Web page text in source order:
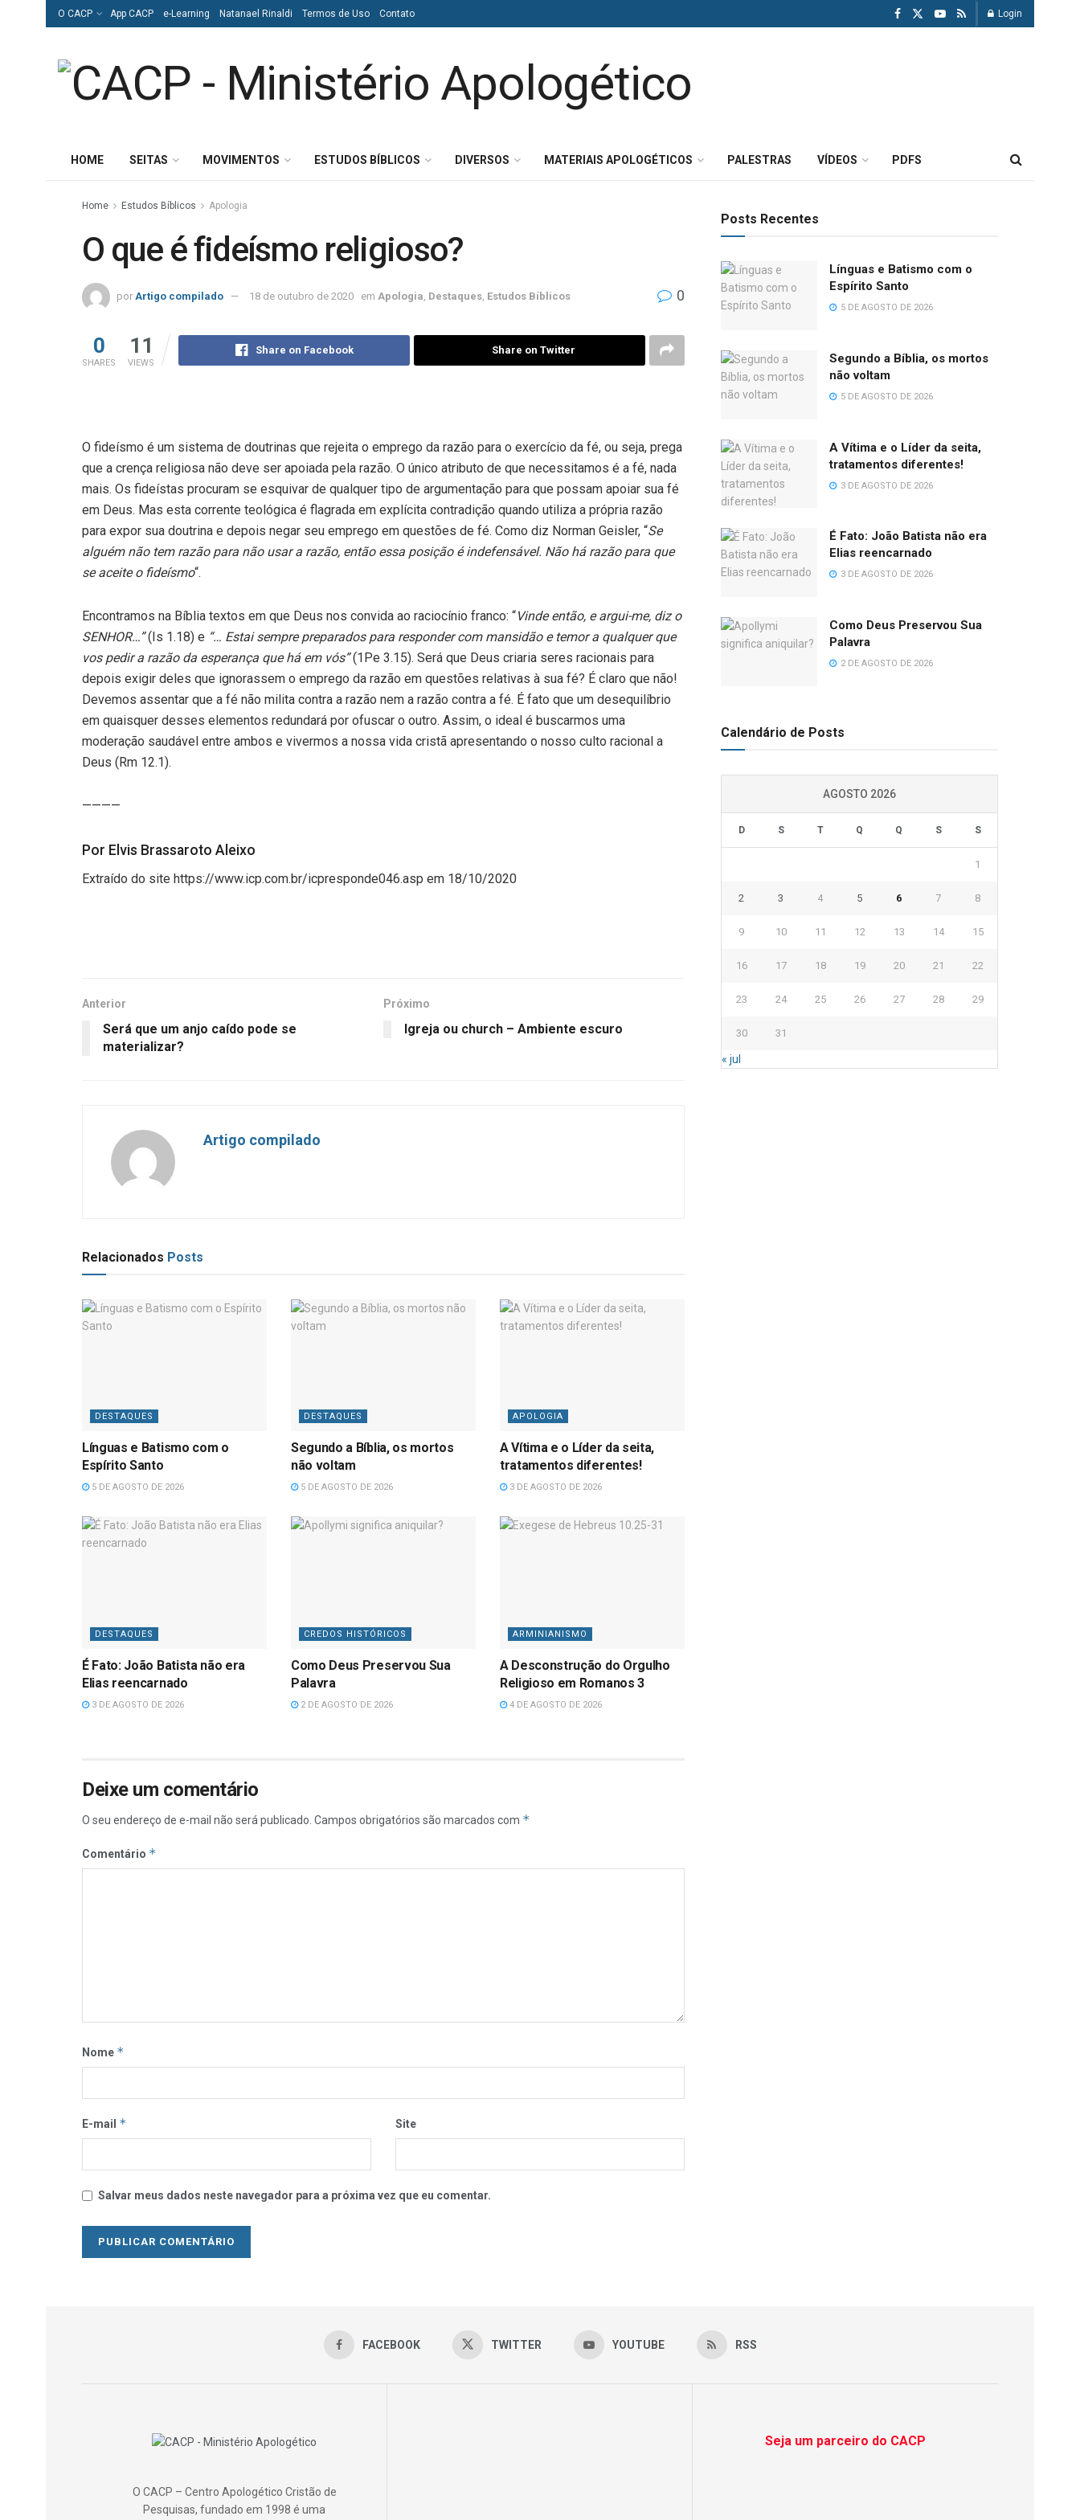
O CACP App CACP e-Learning Natanael Rinaldi Termos de Uso Contato Login
HOME SEITAS MOVIMENTOS ESTUDOS BÍBLICOS DIVERSOS MATERIAIS APOLOGÉTICOS PALESTRAS VÍDEOS PDFS
Home Estudos Bíblicos Apologia
O que é fideísmo religioso?
por Artigo compilado 18 de outubro de 2020 em Apologia Destaques Estudos Bíblicos 0
0
SHARES
11
VIEWS
Share on Facebook Share on Twitter
O fideísmo é um sistema de doutrinas que rejeita o emprego da razão para o exercício da fé, ou seja, prega
que a crença religiosa não deve ser apoiada pela razão. O único atributo de que necessitamos é a fé, nada
mais. Os fideístas procuram se esquivar de qualquer tipo de argumentação para que possam apoiar sua fé
em Deus. Mas esta corrente teológica é flagrada em explícita contradição quando utiliza a própria razão
para expor sua doutrina e depois negar seu emprego em questões de fé. Como diz Norman Geisler, “Se
alguém não tem razão para não usar a razão, então essa posição é indefensável. Não há razão para que
se aceite o fideísmo“.
Encontramos na Bíblia textos em que Deus nos convida ao raciocínio franco: “Vinde então, e argui-me, diz o
SENHOR…”(Is 1.18) e “… Estai sempre preparados para responder com mansidão e temor a qualquer que
vos pedir a razão da esperança que há em vós”(1Pe 3.15). Será que Deus criaria seres racionais para
depois exigir deles que ignorassem o emprego da razão em questões relativas à sua fé? É claro que não!
Devemos assentar que a fé não milita contra a razão nem a razão contra a fé. É fato que um desequilíbrio
em quaisquer desses elementos redundará por ofuscar o outro. Assim, o ideal é buscarmos uma
moderação saudável entre ambos e vivermos a nossa vida cristã apresentando o nosso culto racional a
Deus (Rm 12.1).
————
Por Elvis Brassaroto Aleixo
Extraído do site https://www.icp.com.br/icpresponde046.asp em 18/10/2020
Anterior
Será que um anjo caído pode se
materializar?
Próximo
Igreja ou church – Ambiente escuro
Artigo compilado
Relacionados Posts
DESTAQUES
Línguas e Batismo com o
Espírito Santo
5 DE AGOSTO DE 2026
DESTAQUES
Segundo a Bíblia, os mortos
não voltam
5 DE AGOSTO DE 2026
APOLOGIA
A Vítima e o Líder da seita,
tratamentos diferentes!
3 DE AGOSTO DE 2026
DESTAQUES
É Fato: João Batista não era
Elias reencarnado
3 DE AGOSTO DE 2026
CREDOS HISTÓRICOS
Como Deus Preservou Sua
Palavra
2 DE AGOSTO DE 2026
ARMINIANISMO
A Desconstrução do Orgulho
Religioso em Romanos 3
4 DE AGOSTO DE 2026
Deixe um comentário
O seu endereço de e-mail não será publicado. Campos obrigatórios são marcados com *
Comentário *
Nome *
E-mail * Site
Salvar meus dados neste navegador para a próxima vez que eu comentar.
Posts Recentes
Línguas e Batismo com o
Espírito Santo
5 DE AGOSTO DE 2026
Segundo a Bíblia, os mortos
não voltam
5 DE AGOSTO DE 2026
A Vítima e o Líder da seita,
tratamentos diferentes!
3 DE AGOSTO DE 2026
É Fato: João Batista não era
Elias reencarnado
3 DE AGOSTO DE 2026
Como Deus Preservou Sua
Palavra
2 DE AGOSTO DE 2026
Calendário de Posts
AGOSTO 2026
D S T Q Q S S
1
2 3 4 5 6 7 8
9 10 11 12 13 14 15
16 17 18 19 20 21 22
23 24 25 26 27 28 29
30 31
« jul
FACEBOOK TWITTER YOUTUBE RSS
O CACP – Centro Apologético Cristão de
Pesquisas, fundado em 1998 é uma
Seja um parceiro do CACP